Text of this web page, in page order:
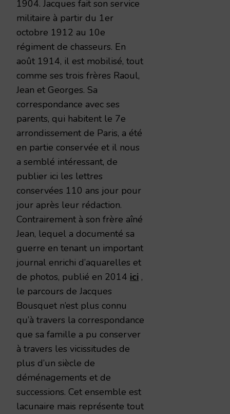
1904. Jacques fait son service
militaire à partir du 1er
octobre 1912 au 10e
régiment de chasseurs. En
août 1914, il est mobilisé, tout
comme ses trois frères Raoul,
Jean et Georges. Sa
correspondance avec ses
parents, qui habitent le 7e
arrondissement de Paris, a été
en partie conservée et il nous
a semblé intéressant, de
publier ici les lettres
conservées 110 ans jour pour
jour après leur rédaction.
Contrairement à son frère aîné
Jean, lequel a documenté sa
guerre en tenant un important
journal enrichi d’aquarelles et
de photos, publié en 2014 ici ,
le parcours de Jacques
Bousquet n’est plus connu
qu’à travers la correspondance
que sa famille a pu conserver
à travers les vicissitudes de
plus d’un siècle de
déménagements et de
successions. Cet ensemble est
lacunaire mais représente tout